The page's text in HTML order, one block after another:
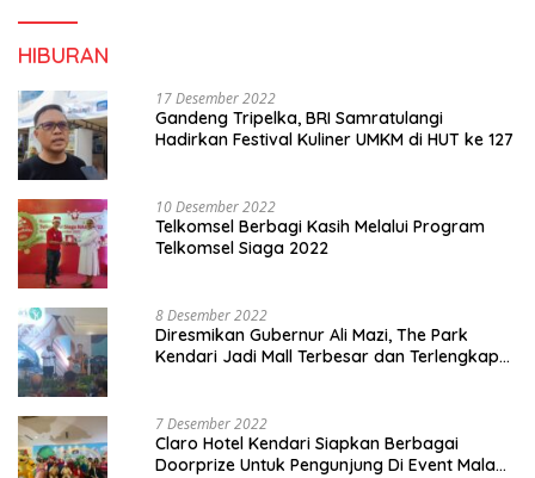
HIBURAN
17 Desember 2022
Gandeng Tripelka, BRI Samratulangi
Hadirkan Festival Kuliner UMKM di HUT ke 127
10 Desember 2022
Telkomsel Berbagi Kasih Melalui Program
Telkomsel Siaga 2022
8 Desember 2022
Diresmikan Gubernur Ali Mazi, The Park
Kendari Jadi Mall Terbesar dan Terlengkap
7 Desember 2022
Claro Hotel Kendari Siapkan Berbagai
Doorprize Untuk Pengunjung Di Event Malam